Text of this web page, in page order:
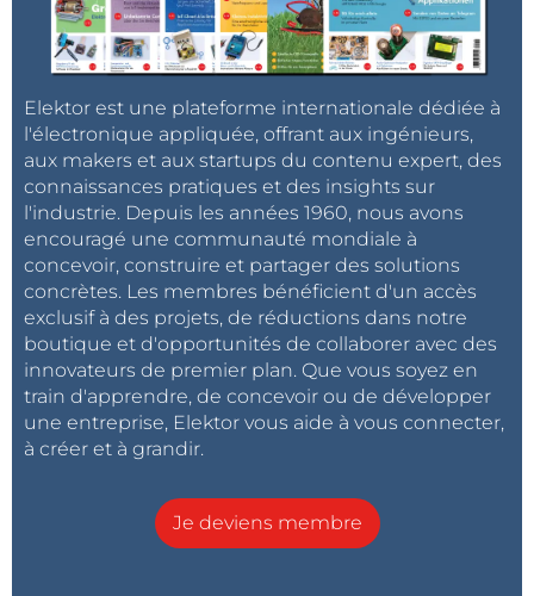
Elektor est une plateforme internationale dédiée à
l'électronique appliquée, offrant aux ingénieurs,
aux makers et aux startups du contenu expert, des
connaissances pratiques et des insights sur
l'industrie. Depuis les années 1960, nous avons
encouragé une communauté mondiale à
concevoir, construire et partager des solutions
concrètes. Les membres bénéficient d'un accès
exclusif à des projets, de réductions dans notre
boutique et d'opportunités de collaborer avec des
innovateurs de premier plan. Que vous soyez en
train d'apprendre, de concevoir ou de développer
une entreprise, Elektor vous aide à vous connecter,
à créer et à grandir.
Je deviens membre